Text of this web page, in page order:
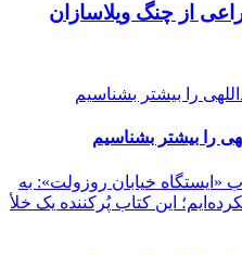
را بیشتر بشناسیم